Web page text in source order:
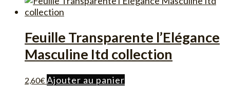
Feuille Transparente l’Elégance
Masculine Itd collection
2,60€ Ajouter au panier